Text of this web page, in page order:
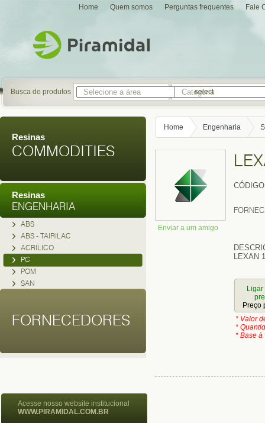
Home Quem somos Perguntas frequentes Fale
Busca de produtos select
Resinas
COMMODITIES
Resinas
ENGENHARIA
ABS
ABS - TAIRILAC
ACRILICO
PC
POM
SAN
FORNECEDORES
Acesse nosso website institucional
WWW.PIRAMIDAL.COM.BR
Home Engenharia
Enviar a um amigo
LEXAN
Preço
* Valor
*
* Base à